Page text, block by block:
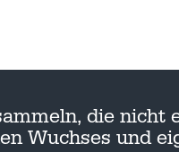
die
Wuchses und